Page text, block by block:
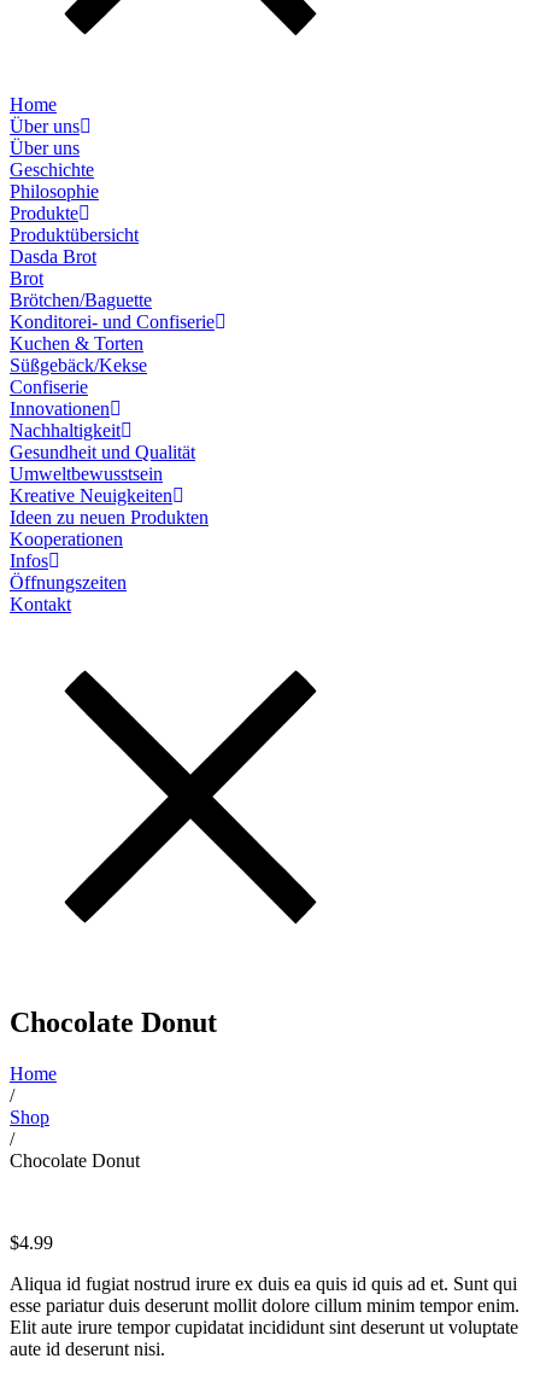
Home
Über uns
Über uns
Geschichte
Philosophie
Produkte
Produktübersicht
Dasda Brot
Brot
Brötchen/Baguette
Konditorei- und Confiserie
Kuchen & Torten
Süßgebäck/Kekse
Confiserie
Innovationen
Nachhaltigkeit
Gesundheit und Qualität
Umweltbewusstsein
Kreative Neuigkeiten
Ideen zu neuen Produkten
Kooperationen
Infos
Öffnungszeiten
Kontakt
Chocolate Donut
Home
/
Shop
/
Chocolate Donut
$4.99
Aliqua id fugiat nostrud irure ex duis ea quis id quis ad et. Sunt qui
esse pariatur duis deserunt mollit dolore cillum minim tempor enim.
Elit aute irure tempor cupidatat incididunt sint deserunt ut voluptate
aute id deserunt nisi.